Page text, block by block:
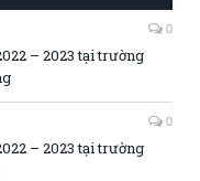
0
– 2023 tại trường
0
– 2023 tại trường